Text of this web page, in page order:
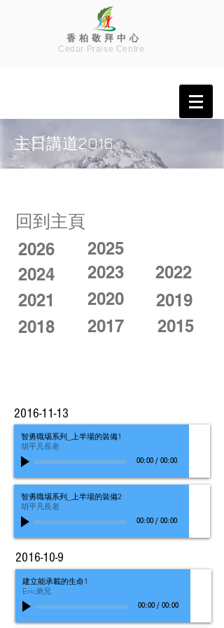
香 柏 敬 拜 中 心
Cedar Praise Centre
主日講道2016
回到主頁
2023
2021
2019
2017
2024
2022
2020
2018 2015
2025
2026
2016-11-13
智勇職埸系列_上半場的裝備1
胡平凡長老
00:00 / 00:00
智勇職埸系列_上半場的裝備2
胡平凡長老
00:00 / 00:00
2016-10-9
建立能承載的生命1
Eric弟兄
00:00 / 00:00